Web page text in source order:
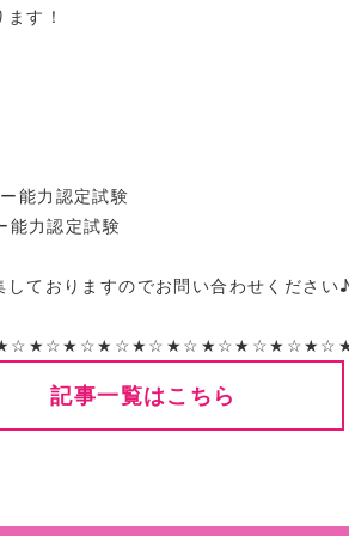
す！
能力認定試験
能力認定試験
ておりますのでお問い合わせください♪
記事一覧はこちら